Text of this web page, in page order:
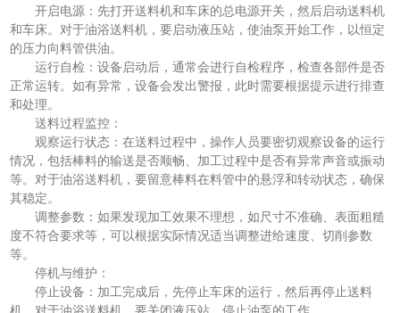
开启电源：先打开送料机和车床的总电源开关，然后启动送料机
和车床。对于油浴送料机，要启动液压站，使油泵开始工作，以恒定
的压力向料管供油。
运行自检：设备启动后，通常会进行自检程序，检查各部件是否
正常运转。如有异常，设备会发出警报，此时需要根据提示进行排查
和处理。
送料过程监控：
观察运行状态：在送料过程中，操作人员要密切观察设备的运行
情况，包括棒料的输送是否顺畅、加工过程中是否有异常声音或振动
等。对于油浴送料机，要留意棒料在料管中的悬浮和转动状态，确保
其稳定。
调整参数：如果发现加工效果不理想，如尺寸不准确、表面粗糙
度不符合要求等，可以根据实际情况适当调整进给速度、切削参数
等。
停机与维护：
停止设备：加工完成后，先停止车床的运行，然后再停止送料